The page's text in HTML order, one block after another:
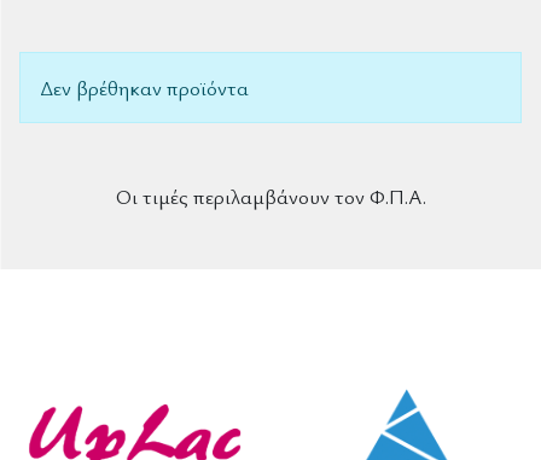
Δεν βρέθηκαν προϊόντα
Οι τιμές περιλαμβάνουν τον Φ.Π.Α.